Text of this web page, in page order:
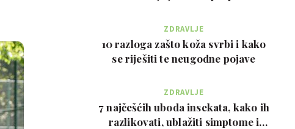
ZDRAVLJE
10 razloga zašto koža svrbi i kako
se riješiti te neugodne pojave
ZDRAVLJE
7 najčešćih uboda insekata, kako ih
razlikovati, ublažiti simptome i